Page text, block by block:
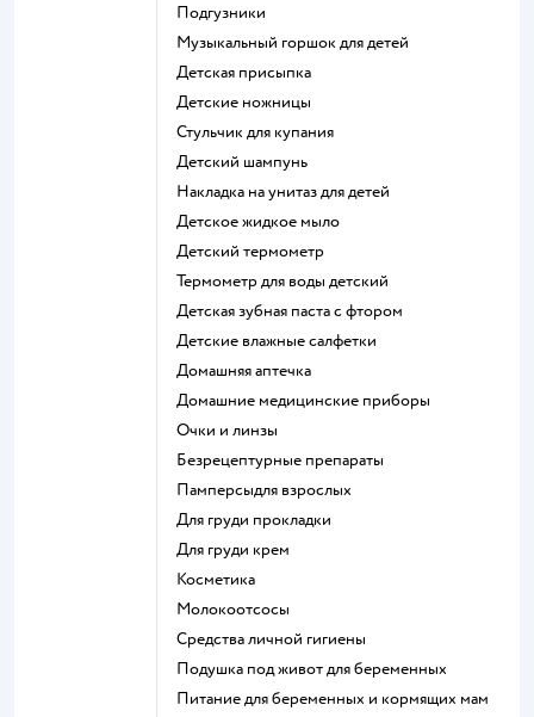
подгузники
музыкальный горшок для детей
детская присыпка
детские ножницы
стульчик для купания
детский шампунь
накладка на унитаз для детей
детское жидкое мыло
детский термометр
термометр для воды детский
детская зубная паста с фтором
детские влажные салфетки
домашняя аптечка
домашние медицинские приборы
очки и линзы
безрецептурные препараты
памперсыдля взрослых
для груди прокладки
для груди крем
косметика
Молокоотсосы
средства личной гигиены
подушка под живот для беременных
питание для беременных и кормящих мам